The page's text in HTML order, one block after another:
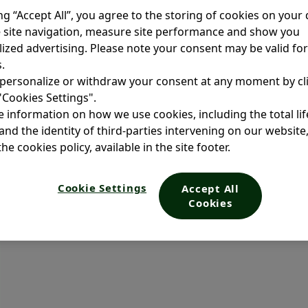
de los síntomas de la
logrando el efecto máximo a las 2 - 3 horas.
“Accept All”, you agree to the storing of cookies on your
site navigation, measure site performance and show you
advertising. Please note your consent may be valid
or withdraw your consent at any moment by
Settings".
information on how we use cookies, including the total
the identity of third-parties intervening on our
cookies policy, available in the site footer.
Cookie Settings
Accept All
Cookies